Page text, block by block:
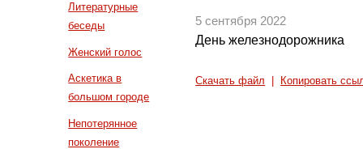
Литературные
беседы
Женский голос
Аскетика в
большом городе
Непотерянное
поколение
5 сентября 2022
День железнодорожника
Скачать файл Копировать